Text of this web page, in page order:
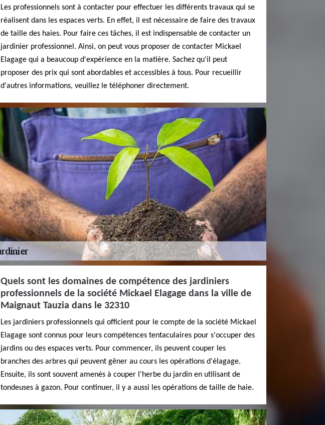
Les professionnels sont à contacter pour effectuer les différents travaux qui se
réalisent dans les espaces verts. En effet, il est nécessaire de faire des travaux
de taille des haies. Pour faire ces tâches, il est indispensable de contacter un
jardinier professionnel. Ainsi, on peut vous proposer de contacter Mickael
Elagage qui a beaucoup d'expérience en la matière. Sachez qu'il peut
proposer des prix qui sont abordables et accessibles à tous. Pour recueillir
d'autres informations, veuillez le téléphoner directement.
Quels sont les domaines de compétence des jardiniers
professionnels de la société Mickael Elagage dans la ville de
Maignaut Tauzia dans le 32310
Les jardiniers professionnels qui officient pour le compte de la société Mickael
Elagage sont connus pour leurs compétences tentaculaires pour s'occuper des
jardins ou des espaces verts. Pour commencer, ils peuvent couper les
branches des arbres qui peuvent gêner au cours les opérations d'élagage.
Ensuite, ils sont souvent amenés à couper l'herbe du jardin en utilisant de
tondeuses à gazon. Pour continuer, il y a aussi les opérations de taille de haie.